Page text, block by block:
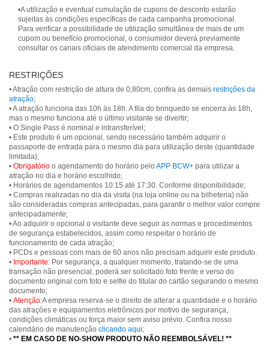
•A utilização e eventual cumulação de cupons de desconto estarão
sujeitas às condições específicas de cada campanha promocional.
Para verificar a possibilidade de utilização simultânea de mais de um
cupom ou benefício promocional, o consumidor deverá previamente
consultar os canais oficiais de atendimento comercial da empresa.
RESTRIÇÕES
• Atração com restrição de altura de 0,80cm, confira as demais restrições da
atração;
• A atração funciona das 10h às 18h. A fila do brinquedo se encerra às 18h,
mas o mesmo funciona até o último visitante se divertir;
• O Single Pass é nominal e intransferível;
• Este produto é um opcional, sendo necessário também adquirir o
passaporte de entrada para o mesmo dia para utilização deste (quantidade
limitada);
• Obrigatório o agendamento do horário pelo APP BCW+ para utilizar a
atração no dia e horário escolhido;
• Horários de agendamentos 10:15 até 17:30. Conforme disponibilidade;
• Compras realizadas no dia da visita (na loja online ou na bilheteria) não
são consideradas compras antecipadas, para garantir o melhor valor compre
antecipadamente;
• Ao adquirir o opcional o visitante deve seguir as normas e procedimentos
de segurança estabelecidos, assim como respeitar o horário de
funcionamento de cada atração;
• PCDs e pessoas com mais de 60 anos não precisam adquirir este produto.
• Importante: Por segurança, a qualquer momento, tratando-se de uma
transação não presencial, poderá ser solicitado foto frente e verso do
documento original com foto e selfie do titular do cartão segurando o mesmo
documento;
• Atenção:A empresa reserva-se o direito de alterar a quantidade e o horário
das atrações e equipamentos eletrônicos por motivo de segurança,
condições climáticas ou força maior sem aviso prévio. Confira nosso
calendário de manutenção clicando aqui;
• ** EM CASO DE NO-SHOW PRODUTO NÃO REEMBOLSÁVEL! **